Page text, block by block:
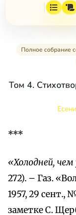
Полное собрание
Том 4.
***
«Холодней,
272). – Газ.
1957, 29 сент.,
заметке С.